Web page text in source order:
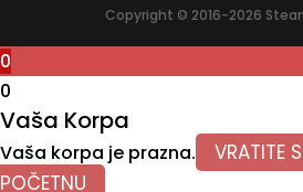
Copyright © 2016-2026
0
0
Vaša Korpa
Vaša korpa je prazna.
VRATITE
POČETNU